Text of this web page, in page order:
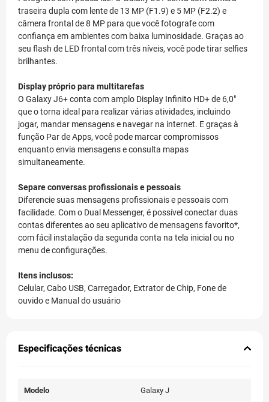
preto e prata, para oferecer um toque a mais de estilo.
A forma mais clara de fotografar
Fotografe com pouca luz. O Galaxy J6+ conta com câmera
traseira dupla com lente de 13 MP (F1.9) e 5 MP (F2.2) e
confiança em ambientes com baixa luminosidade. Graças ao
seu flash de LED frontal com três níveis, você pode tirar selfies
brilhantes.
Display próprio para multitarefas
O Galaxy J6+ conta com amplo Display Infinito HD+ de 6,0"
que o torna ideal para realizar várias atividades, incluindo
função Par de Apps, você pode marcar compromissos
enquanto envia mensagens e consulta mapas
simultaneamente.
Separe conversas profissionais e pessoais
Diferencie suas mensagens profissionais e pessoais com
contas diferentes ao seu aplicativo de mensagens favorito*,
com fácil instalação da segunda conta na tela inicial ou no
menu de configurações.
ouvido e Manual do usuário
Especificações técnicas